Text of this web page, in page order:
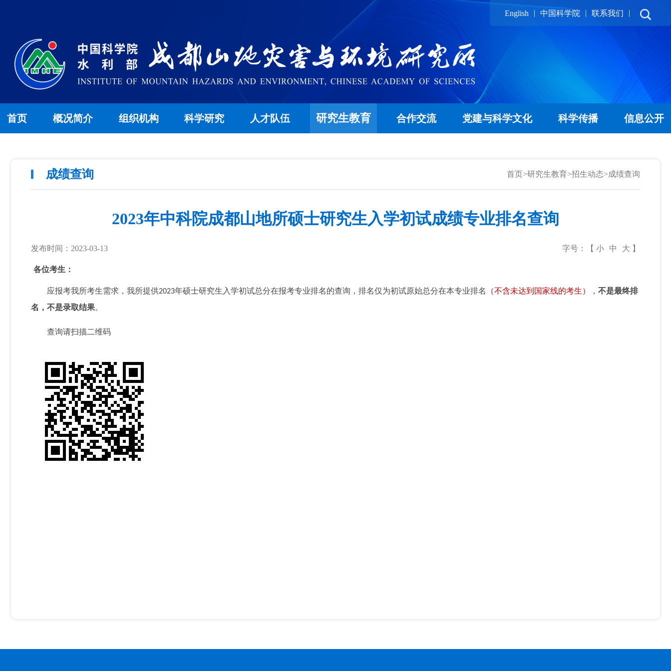
English | 中国科学院 | 联系我们 |
首页 概况简介 组织机构 科学研究 人才队伍 研究生教育 合作交流 党建与科学文化 科学传播 信息公开
成绩查询 首页>研究生教育>招生动态>成绩查询
2023年中科院成都山地所硕士研究生入学初试成绩专业排名查询
发布时间：2023-03-13 字号：【 小 中 大 】
各位考生：
应报考我所考生需求，我所提供2023年硕士研究生入学初试总分在报考专业排名的查询，排名仅为初试原始总分在本专业排名 （不含未达到国家线的考生） ， 不是最终排
名，不是录取结果。
查询请扫描二维码